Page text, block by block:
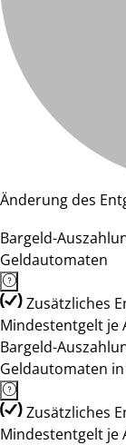
Änderung des
Bargeld-
Geldautomaten
Zusätzliches
Mindestentgelt je
Bargeld-
Geldautomaten
Zusätzliches
Mindestentgelt je